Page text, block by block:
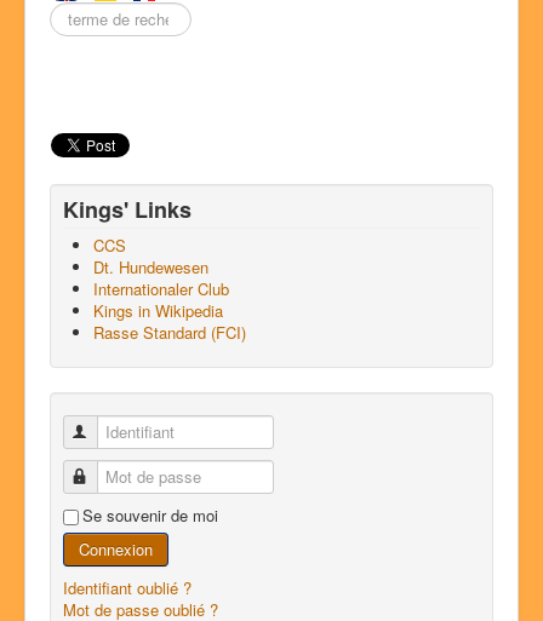
Entrez
un
Kings' Links
CCS
Dt. Hundewesen
Internationaler Club
Kings in Wikipedia
Rasse Standard (FCI)
Identifiant
Mot de passe
Se souvenir de moi
Connexion
Identifiant oublié ?
Mot de passe oublié ?